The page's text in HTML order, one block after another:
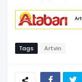
Tags Artvin